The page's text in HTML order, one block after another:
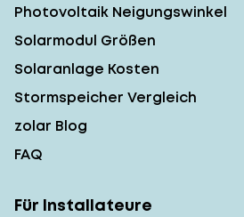
Photovoltaik Neigungswinkel
Solarmodul Größen
Solaranlage Kosten
Stormspeicher Vergleich
zolar Blog
FAQ
Für Installateure